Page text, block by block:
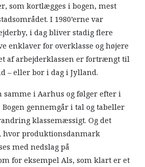
som kortlægges i bogen, mest
I 1980’erne var
i dag bliver stadig flere
enklaver for overklasse og højere
af arbejderklassen er fortrængt til
– eller bor i dag i Jylland.
i Aarhus og følger efter i
Bogen gennemgår i tal og tabeller
klassemæssigt. Og det
produktionsdanmark
med nedslag på
for eksempel Als, som klart er et